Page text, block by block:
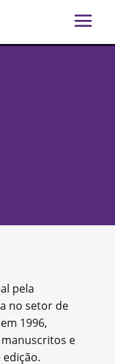
pela
no setor de
1996,
e